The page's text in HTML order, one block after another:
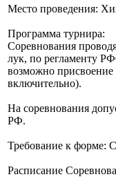
Место проведения:
Программа турнира:
Соревнования
лук, по регламенту
возможно
включительно).
На соревнования
РФ.
Требование к форме:
Расписание